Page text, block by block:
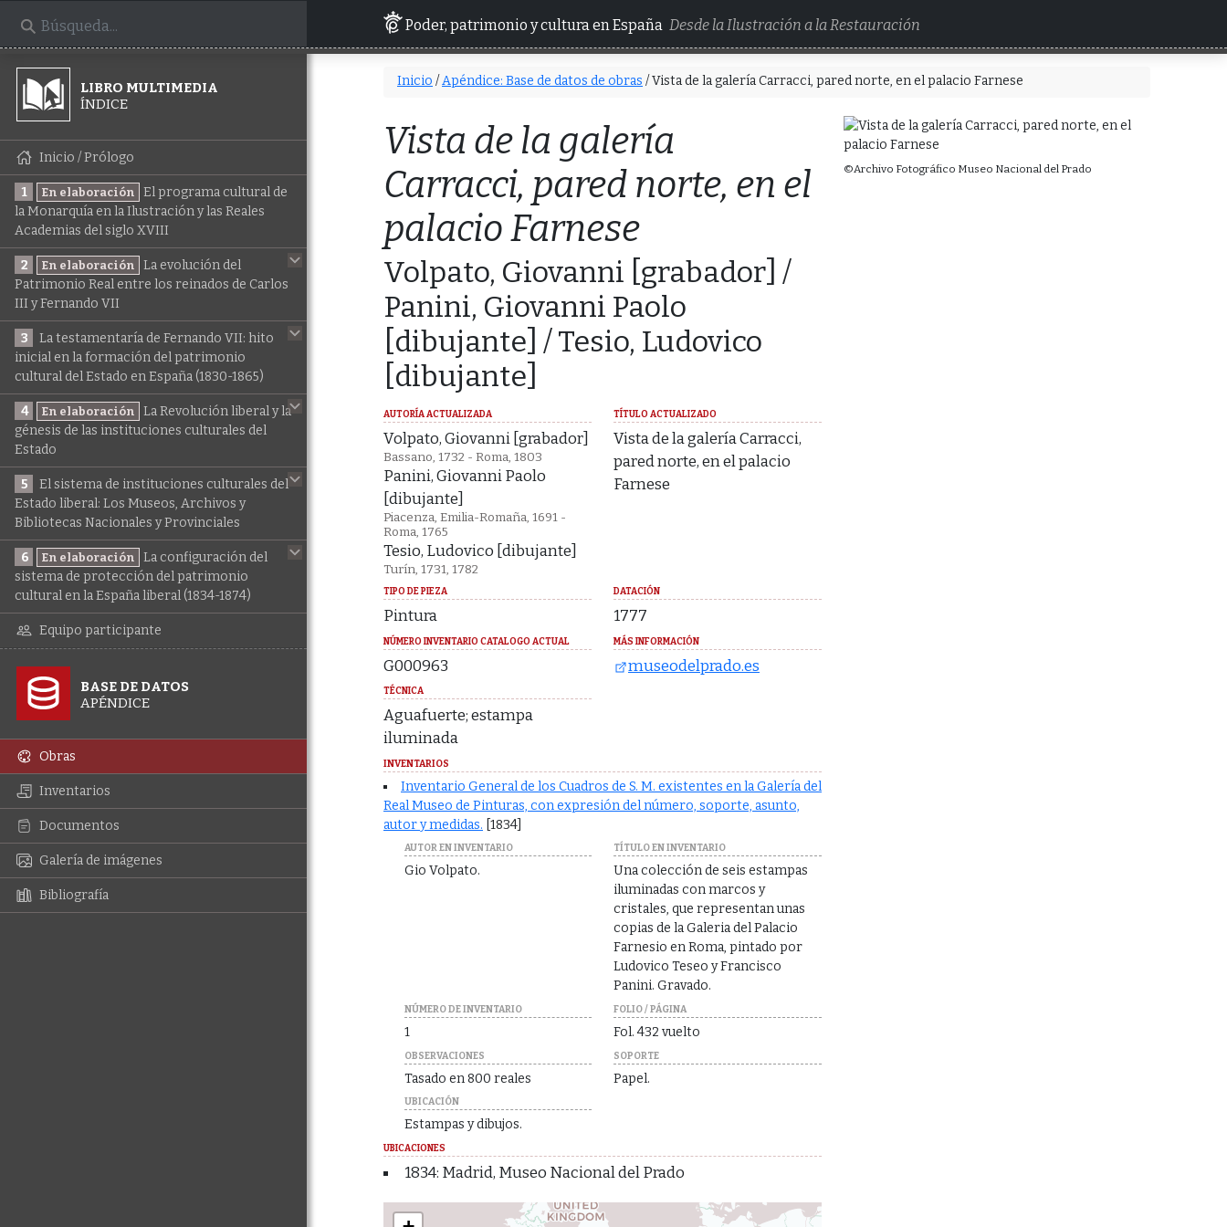
Poder, patrimonio y cultura en España Desde la Ilustración a la Restauración
LIBRO MULTIMEDIA
ÍNDICE
Inicio / Prólogo
1 En elaboración
El programa cultural de
la Monarquía en la Ilustración y las Reales
Academias del siglo XVIII
2 En elaboración
La evolución del
Patrimonio Real entre los reinados de Carlos
III y Fernando VII
3
La testamentaría de Fernando VII: hito
inicial en la formación del patrimonio
cultural del Estado en España (1830-1865)
4 En elaboración
La Revolución liberal y la
génesis de las instituciones culturales del
Estado
5
El sistema de instituciones culturales del
Estado liberal: Los Museos, Archivos y
Bibliotecas Nacionales y Provinciales
6 En elaboración
La configuración del
sistema de protección del patrimonio
cultural en la España liberal (1834-1874)
Equipo participante
BASE DE DATOS
APÉNDICE
Obras
Inventarios
Documentos
Galería de imágenes
Bibliografía
Inicio /Apéndice: Base de datos de obras / Vista de la galería Carracci, pared norte, en el palacio Farnese
Vista de la galería
Carracci, pared norte, en el
palacio Farnese
Volpato, Giovanni [grabador] /
Panini, Giovanni Paolo
[dibujante] / Tesio, Ludovico
[dibujante]
AUTORÍA ACTUALIZADA
Volpato, Giovanni [grabador]
Bassano, 1732 - Roma, 1803
Panini, Giovanni Paolo
[dibujante]
Piacenza, Emilia-Romaña, 1691 -
Roma, 1765
Tesio, Ludovico [dibujante]
Turín, 1731, 1782
TÍTULO ACTUALIZADO
Vista de la galería Carracci,
pared norte, en el palacio
Farnese
TIPO DE PIEZA
Pintura
DATACIÓN
1777
NÚMERO INVENTARIO CATALOGO ACTUAL
G000963
MÁS INFORMACIÓN
museodelprado.es
TÉCNICA
Aguafuerte; estampa
iluminada
INVENTARIOS
Inventario General de los Cuadros de S. M. existentes en la Galería del
Real Museo de Pinturas, con expresión del número, soporte, asunto,
autor y medidas. [1834]
AUTOR EN INVENTARIO
Gio Volpato.
TÍTULO EN INVENTARIO
Una colección de seis estampas
iluminadas con marcos y
cristales, que representan unas
copias de la Galeria del Palacio
Farnesio en Roma, pintado por
Ludovico Teseo y Francisco
Panini. Gravado.
NÚMERO DE INVENTARIO
1
FOLIO / PÁGINA
Fol. 432 vuelto
OBSERVACIONES
Tasado en 800 reales
SOPORTE
Papel.
UBICACIÓN
Estampas y dibujos.
UBICACIONES
1834: Madrid, Museo Nacional del Prado
©Archivo Fotográfico Museo Nacional del Prado